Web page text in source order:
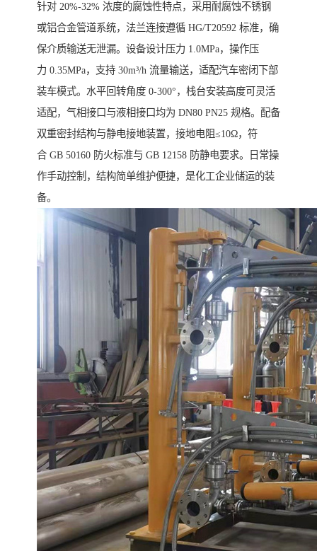
针对 20%-32% 浓度的腐蚀性特点，采用耐腐蚀不锈钢
或铝合金管道系统，法兰连接遵循 HG/T20592 标准，确
保介质输送无泄漏。设备设计压力 1.0MPa，操作压
力 0.35MPa，支持 30m³/h 流量输送，适配汽车密闭下部
装车模式。水平回转角度 0-300°，栈台安装高度可灵活
适配，气相接口与液相接口均为 DN80 PN25 规格。配备
双重密封结构与静电接地装置，接地电阻≤10Ω，符
合 GB 50160 防火标准与 GB 12158 防静电要求。日常操
作手动控制，结构简单维护便捷，是化工企业储运的装
备。